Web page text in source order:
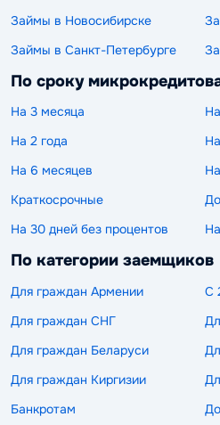
Займы в Новосибирске
Займы в Санкт-Петербурге
По сроку
На 3 месяца
На 2 года
На 6 месяцев
Краткосрочные
На 30 дней без процентов
По категории заемщиков
Для граждан Армении
С
Для граждан СНГ
Для граждан Беларуси
Для граждан Киргизии
Банкротам